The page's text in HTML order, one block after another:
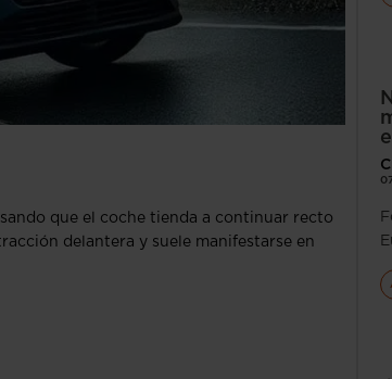
que el coche tienda a continuar recto
delantera y suele manifestarse en